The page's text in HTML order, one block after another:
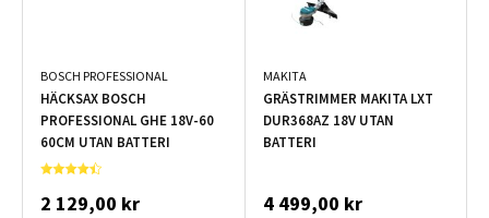
BOSCH PROFESSIONAL
HÄCKSAX BOSCH
PROFESSIONAL GHE 18V-60
60CM UTAN BATTERI
2 129,00 kr
MAKITA
GRÄSTRIMMER MAKITA LXT
DUR368AZ 18V UTAN
BATTERI
4 499,00 kr